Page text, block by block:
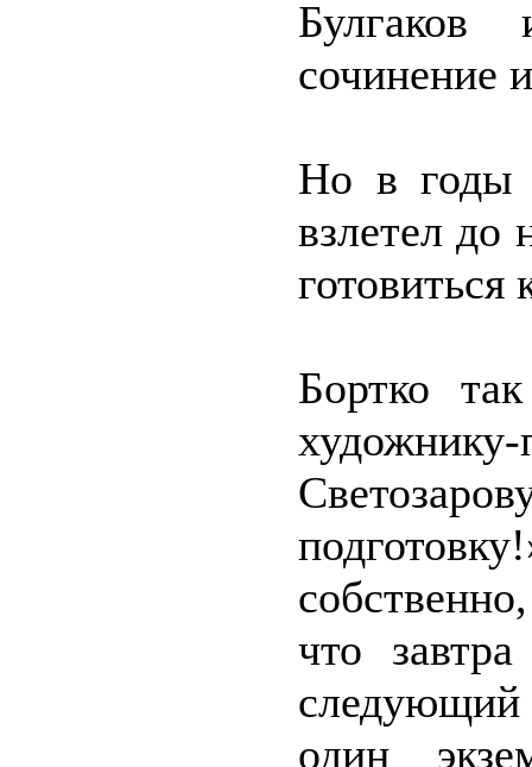
сочинение
Но в годы
взлетел до
готовиться
Бортко
что
один